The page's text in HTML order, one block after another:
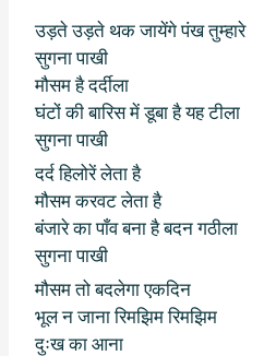
उड़ते उड़ते थक जायेंगे पंख तुम्हारे
सुगना पाखी
मौसम है दर्दीला
घंटों की बारिस में डूबा है यह टीला
सुगना पाखी
दर्द हिलोरें लेता है
मौसम करवट लेता है
बंजारे का पाँव बना है बदन गठीला
सुगना पाखी
मौसम तो बदलेगा एकदिन
भूल न जाना रिमझिम रिमझिम
दुःख का आना